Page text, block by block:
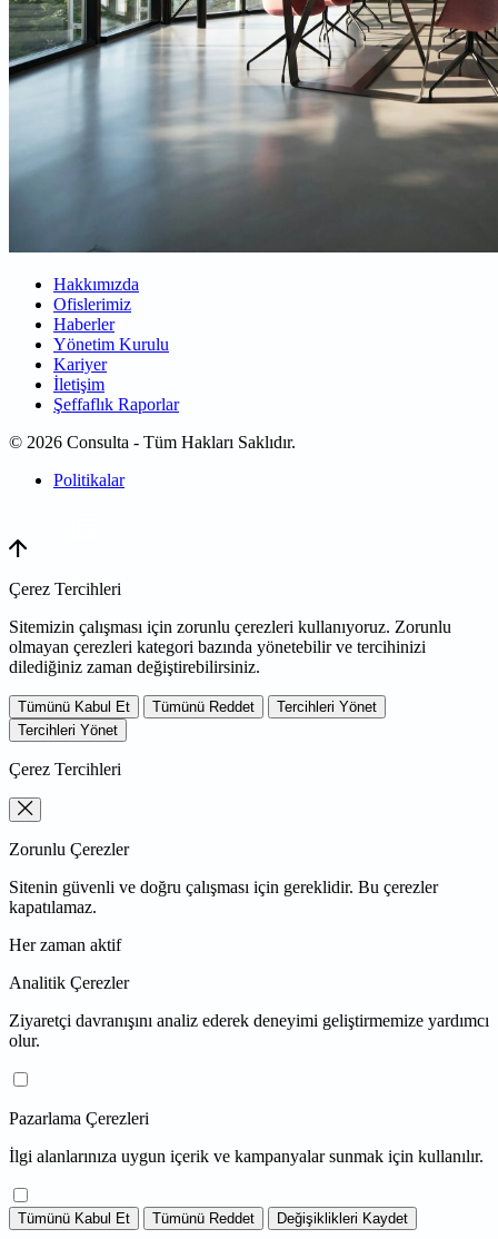
Hakkımızda
Ofislerimiz
Haberler
Yönetim Kurulu
Kariyer
İletişim
Şeffaflık Raporlar
© 2026 Consulta - Tüm Hakları Saklıdır.
Politikalar
Çerez Tercihleri
Sitemizin çalışması için zorunlu çerezleri kullanıyoruz. Zorunlu
olmayan çerezleri kategori bazında yönetebilir ve tercihinizi
dilediğiniz zaman değiştirebilirsiniz.
Tümünü Kabul Et Tümünü Reddet
Tercihleri Yönet
Tercihleri Yönet
Çerez Tercihleri
Zorunlu Çerezler
Sitenin güvenli ve doğru çalışması için gereklidir. Bu çerezler
kapatılamaz.
Her zaman aktif
Analitik Çerezler
Ziyaretçi davranışını analiz ederek deneyimi geliştirmemize yardımcı
olur.
Pazarlama Çerezleri
İlgi alanlarınıza uygun içerik ve kampanyalar sunmak için kullanılır.
Tümünü Kabul Et Tümünü Reddet Değişiklikleri Kaydet